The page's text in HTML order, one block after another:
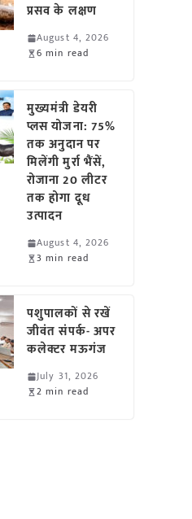
प्रसव के लक्षण
August 4, 2026
6 min read
मुख्यमंत्री डेयरी
प्लस योजना: 75%
तक अनुदान पर
मिलेंगी मुर्रा भैंसें,
रोजाना 20 लीटर
तक होगा दूध
उत्पादन
August 4, 2026
3 min read
पशुपालकों से रखें
जीवंत संपर्क- अपर
कलेक्टर मऊगंज
July 31, 2026
2 min read